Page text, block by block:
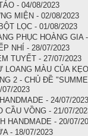
- 04/08/2023
MIỆN - 02/08/2023
LỌC - 01/08/2023
PHỤC HOÀNG GIA
NHÍ - 28/07/2023
TUYẾT - 27/07/2023
LOANG MÀU CỦA
2 - CHỦ ĐỀ
2023
- 24/07/2023
CẦU VỒNG - 21/07/
HANDMADE - 20/07/
- 18/07/2023